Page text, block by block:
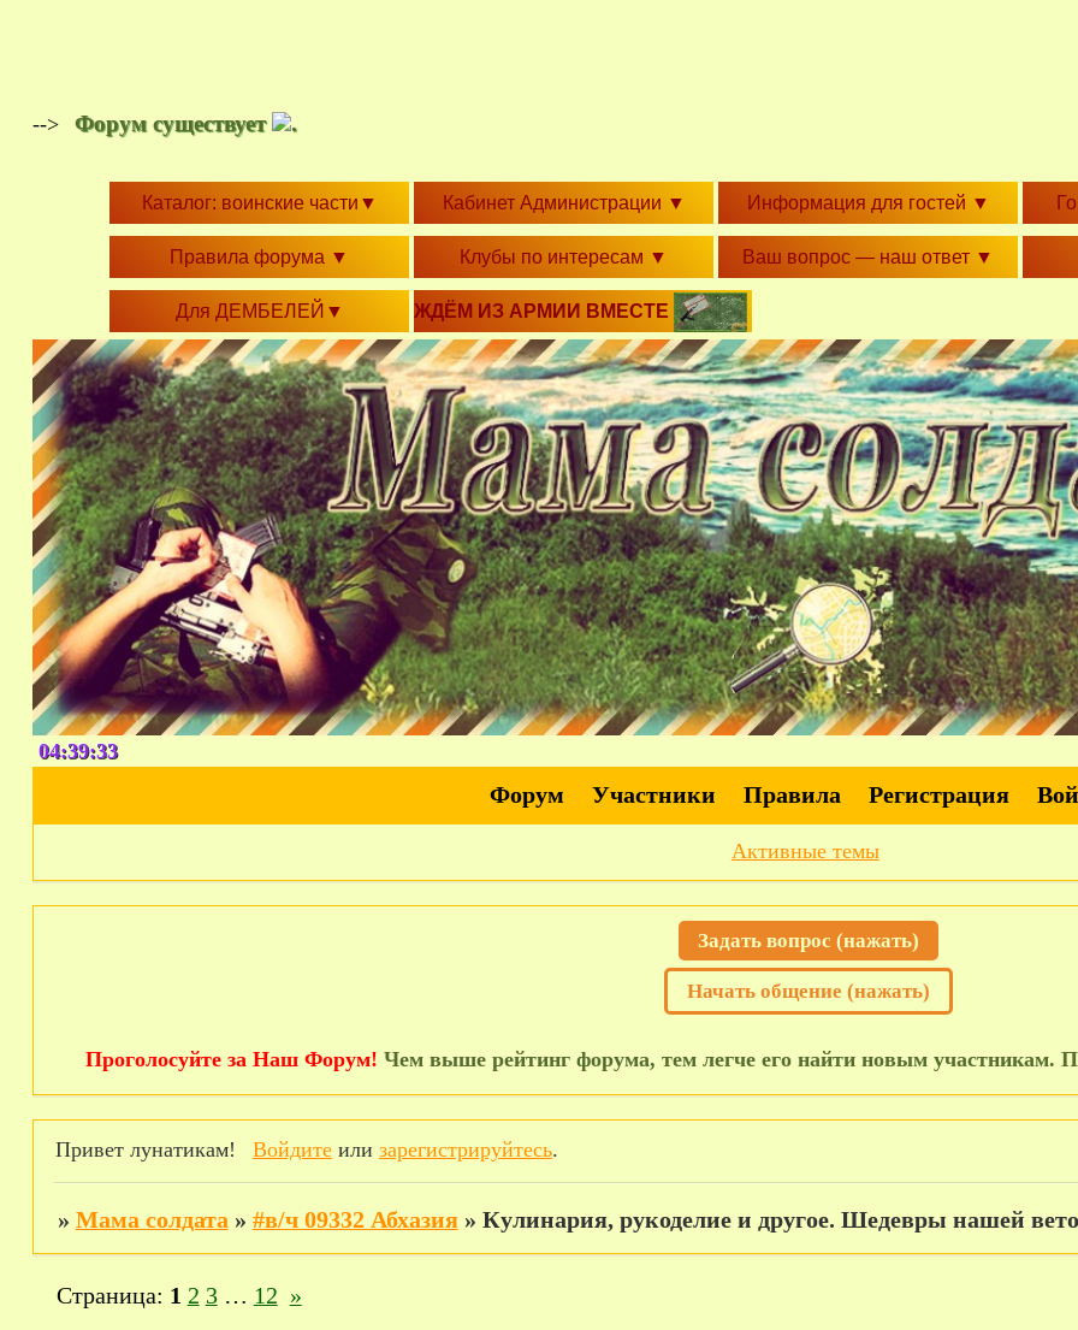
--> Форум существует .
Каталог: воинские части ▼ Кабинет Администрации ▼ Информация для гостей ▼
Правила форума ▼ Клубы по интересам ▼ Ваш вопрос — наш ответ ▼
Для ДЕМБЕЛЕЙ ▼ ЖДЁМ ИЗ АРМИИ ВМЕСТЕ
04:39:34
Форум Участники Правила Регистрация
Активные темы
Задать вопрос (нажать)
Начать общение (нажать)
Проголосуйте за Наш Форум! Чем выше рейтинг форума, тем легче его найти новым участникам.
Привет лунатикам! Войдитеили зарегистрируйтесь.
» Мама солдата » #в/ч 09332 Абхазия » Кулинария, рукоделие и другое. Шедевры нашей
Страница: 1 2 3 … 12 »